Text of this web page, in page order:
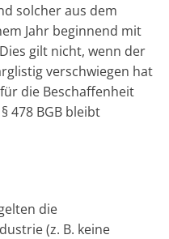
solcher aus dem
Jahr beginnend mit
gilt nicht, wenn der
verschwiegen hat
die Beschaffenheit
478 BGB bleibt
die
(z. B. keine